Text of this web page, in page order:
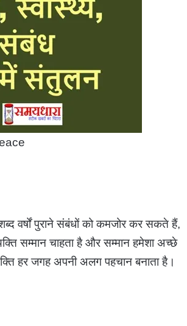
वर्षों पुराने संबंधों को कमजोर कर सकते हैं,
सम्मान चाहता है और सम्मान हमेशा अच्छे
हर जगह अपनी अलग पहचान बनाता है।